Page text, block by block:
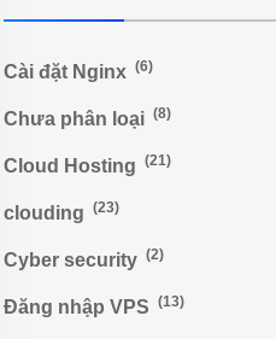
Cài đặt Nginx (6)
Chưa phân loại (8)
Cloud Hosting (21)
clouding (23)
Cyber security (2)
Đăng nhập VPS (13)